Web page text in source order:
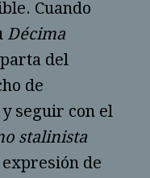
Cuando
Décima
del
de
y seguir con el
stalinista
de